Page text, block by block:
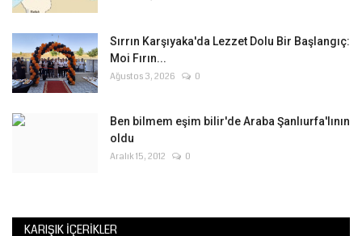
Sırrın Karşıyaka'da Lezzet Dolu Bir Başlangıç:
Moi Fırın...
Ağustos 3, 2026 0
Ben bilmem eşim bilir'de Araba Şanlıurfa'lının
oldu
Aralık 15, 2012 0
KARIŞIK İÇERIKLER